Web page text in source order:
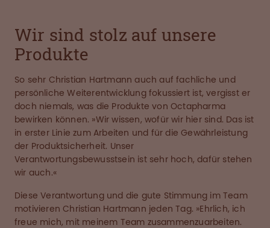
Wir sind stolz auf unsere
Produkte
So sehr Christian Hartmann auch auf fachliche und
persönliche Weiterentwicklung fokussiert ist, vergisst er
doch niemals, was die Produkte von Octapharma
bewirken können. »Wir wissen, wofür wir hier sind. Das ist
in erster Linie zum Arbeiten und für die Gewährleistung
der Produktsicherheit. Unser
Verantwortungsbewusstsein ist sehr hoch, dafür stehen
wir auch.«
Diese Verantwortung und die gute Stimmung im Team
motivieren Christian Hartmann jeden Tag. »Ehrlich, ich
freue mich, mit meinem Team zusammenzuarbeiten.